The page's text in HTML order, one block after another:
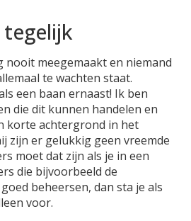
tegelijk
nooit meegemaakt en niemand
te wachten staat.
een baan ernaast! Ik ben
die dit kunnen handelen en
korte achtergrond in het
zijn er gelukkig geen vreemde
moet dat zijn als je in een
die bijvoorbeeld de
beheersen, dan sta je als
voor.